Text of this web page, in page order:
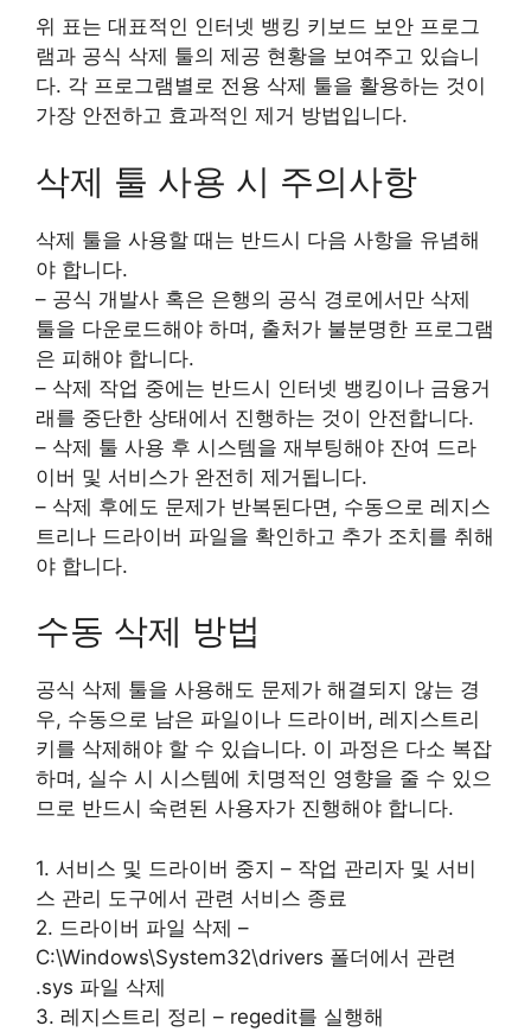
위 표는 대표적인 인터넷 뱅킹 키보드 보안 프로그
램과 공식 삭제 툴의 제공 현황을 보여주고 있습니
다. 각 프로그램별로 전용 삭제 툴을 활용하는 것이
가장 안전하고 효과적인 제거 방법입니다.
삭제 툴 사용 시 주의사항
삭제 툴을 사용할 때는 반드시 다음 사항을 유념해
야 합니다.
– 공식 개발사 혹은 은행의 공식 경로에서만 삭제
툴을 다운로드해야 하며, 출처가 불분명한 프로그램
은 피해야 합니다.
– 삭제 작업 중에는 반드시 인터넷 뱅킹이나 금융거
래를 중단한 상태에서 진행하는 것이 안전합니다.
– 삭제 툴 사용 후 시스템을 재부팅해야 잔여 드라
이버 및 서비스가 완전히 제거됩니다.
– 삭제 후에도 문제가 반복된다면, 수동으로 레지스
트리나 드라이버 파일을 확인하고 추가 조치를 취해
야 합니다.
수동 삭제 방법
공식 삭제 툴을 사용해도 문제가 해결되지 않는 경
우, 수동으로 남은 파일이나 드라이버, 레지스트리
키를 삭제해야 할 수 있습니다. 이 과정은 다소 복잡
하며, 실수 시 시스템에 치명적인 영향을 줄 수 있으
므로 반드시 숙련된 사용자가 진행해야 합니다.
1. 서비스 및 드라이버 중지 – 작업 관리자 및 서비
스 관리 도구에서 관련 서비스 종료
2. 드라이버 파일 삭제 –
C:\Windows\System32\drivers 폴더에서 관련
.sys 파일 삭제
3. 레지스트리 정리 – regedit를 실행해